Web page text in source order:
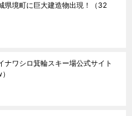
県境町に巨大建造物出現！
（32
ナワシロ箕輪スキー場公式サイト